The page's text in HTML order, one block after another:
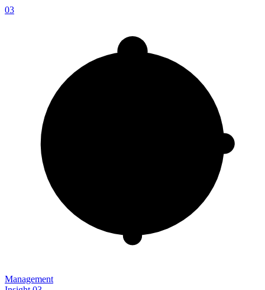
03
Management